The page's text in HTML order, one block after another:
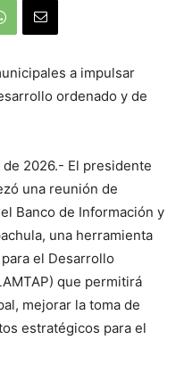
a impulsar
ordenado y de
de 2026.- El presidente
una reunión de
Banco de Información y
una herramienta
el Desarrollo
que permitirá
mejorar la toma de
estratégicos para el